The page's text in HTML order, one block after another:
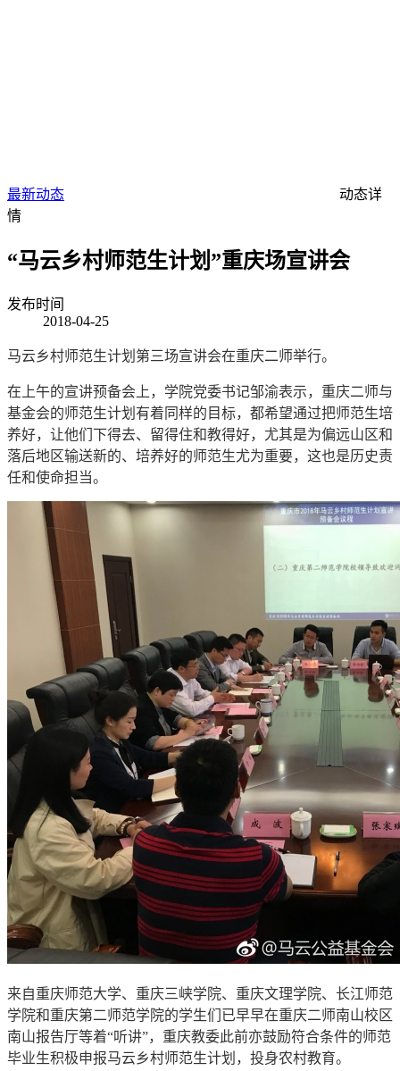
最新动态
动态详
情
“马云乡村师范生计划”重庆场宣讲会
发布时间
2018-04-25
马云乡村师范生计划第三场宣讲会在重庆二师举行。
在上午的宣讲预备会上，学院党委书记邹渝表示，重庆二师与
基金会的师范生计划有着同样的目标，都希望通过把师范生培
养好，让他们下得去、留得住和教得好，尤其是为偏远山区和
落后地区输送新的、培养好的师范生尤为重要，这也是历史责
任和使命担当。
来自重庆师范大学、重庆三峡学院、重庆文理学院、长江师范
学院和重庆第二师范学院的学生们已早早在重庆二师南山校区
南山报告厅等着“听讲”，重庆教委此前亦鼓励符合条件的师范
毕业生积极申报马云乡村师范生计划，投身农村教育。